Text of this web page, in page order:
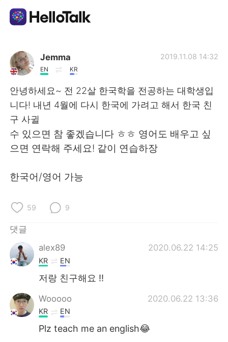
언어 교환 앱
AI Grammar Checker
한국어
English 简体中文
繁體中文
العربية
Deutsch
Русский
Indonesia Italiano
Türkçe
Português
Jemma
EN KR
2019.11.08 14:32
안녕하세요~ 전 22살 한국학을 전공하는 대학생입
니다! 내년 4월에 다시 한국에 가려고 해서 한국 친
구 사귈
수 있으면 참 좋겠습니다 ㅎㅎ 영어도 배우고 싶
으면 연락해 주세요! 같이 연습하장
한국어/영어 가능
59 9
댓글
alex89
2020.06.22 14:25
KR EN
저랑 친구해요 !!
Wooooo 2020.06.22 13:36
KR EN
Plz teach me an english😂